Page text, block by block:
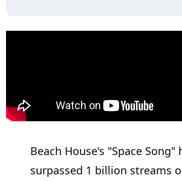
Beach House's "Space Song"
surpassed 1 billion streams